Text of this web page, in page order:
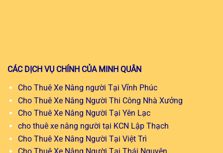
CÁC DỊCH VỤ CHÍNH CỦA MINH QUÂN
Cho Thuê Xe Nâng người Tại Vĩnh Phúc
Cho Thuê Xe Nâng Người Thi Công Nhà Xưởng
Cho Thuê Xe Nâng Người Tại Yên Lạc
cho thuê xe nâng người tại KCN Lập Thạch
Cho Thuê Xe Nâng Người Tại Việt Trì